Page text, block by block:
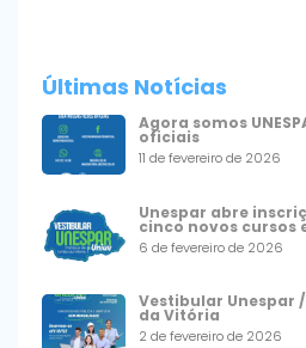
Últimas Notícias
Agora somos
oficiais
11 de fevereiro de 2026
Unespar abre
cinco novos cursos
6 de fevereiro de 2026
Vestibular Unespar
da Vitória
2 de fevereiro de 2026